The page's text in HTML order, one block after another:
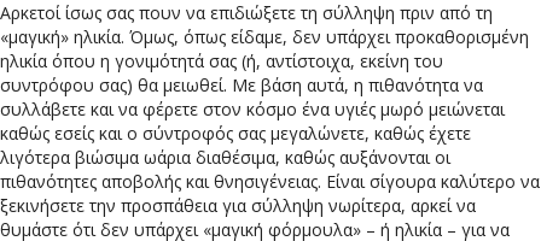
Αρκετοί ίσως σας πουν να επιδιώξετε τη σύλληψη πριν από τη
«μαγική» ηλικία. Όμως, όπως είδαμε, δεν υπάρχει προκαθορισμένη
ηλικία όπου η γονιμότητά σας (ή, αντίστοιχα, εκείνη του
συντρόφου σας) θα μειωθεί. Με βάση αυτά, η πιθανότητα να
συλλάβετε και να φέρετε στον κόσμο ένα υγιές μωρό μειώνεται
καθώς εσείς και ο σύντροφός σας μεγαλώνετε, καθώς έχετε
λιγότερα βιώσιμα ωάρια διαθέσιμα, καθώς αυξάνονται οι
πιθανότητες αποβολής και θνησιγένειας. Είναι σίγουρα καλύτερο να
ξεκινήσετε την προσπάθεια για σύλληψη νωρίτερα, αρκεί να
θυμάστε ότι δεν υπάρχει «μαγική φόρμουλα» – ή ηλικία – για να